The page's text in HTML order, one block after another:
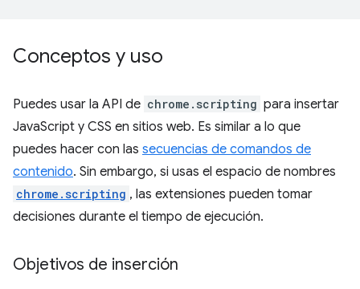
Conceptos y uso
Puedes usar la API de chrome.scripting para insertar
JavaScript y CSS en sitios web. Es similar a lo que
puedes hacer con las secuencias de comandos de
contenido. Sin embargo, si usas el espacio de nombres
chrome.scripting , las extensiones pueden tomar
decisiones durante el tiempo de ejecución.
Objetivos de inserción